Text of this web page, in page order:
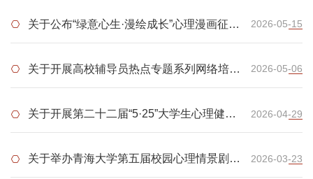
关于公布“绿意心生·漫绘成长”心理漫画征集
2026-05-15
关于开展高校辅导员热点专题系列网络培训
2026-05-06
关于开展第二十二届“5·25”大学生心理健康
2026-04-29
关于举办青海大学第五届校园心理情景剧大
2026-03-23